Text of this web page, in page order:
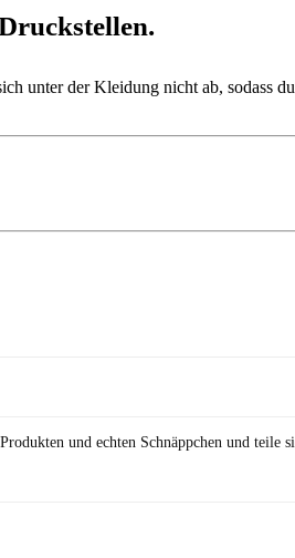
unter der Kleidung nicht ab, sodass
und echten Schnäppchen und teile